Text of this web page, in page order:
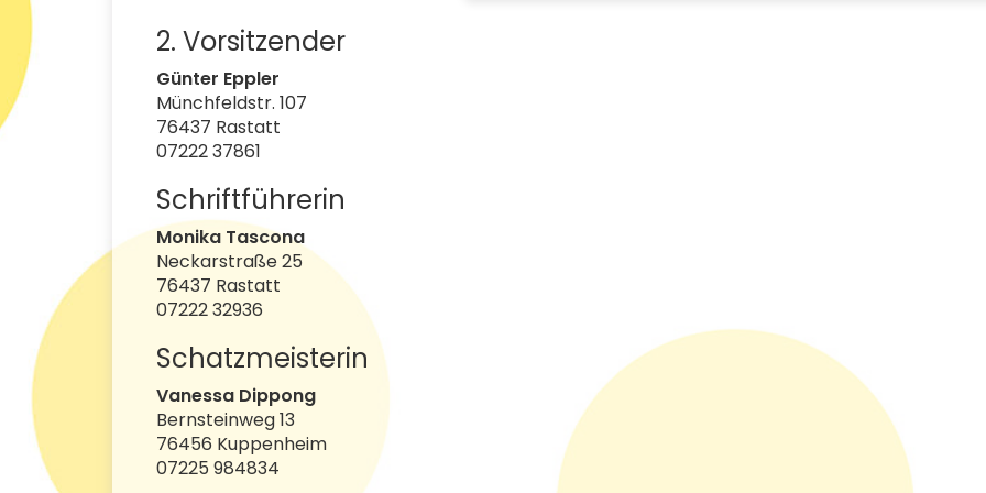
2. Vorsitzender
Günter Eppler
Münchfeldstr. 107
76437 Rastatt
07222 37861
Schriftführerin
Monika Tascona
Neckarstraße 25
76437 Rastatt
07222 32936
Schatzmeisterin
Vanessa Dippong
Bernsteinweg 13
76456 Kuppenheim
07225 984834